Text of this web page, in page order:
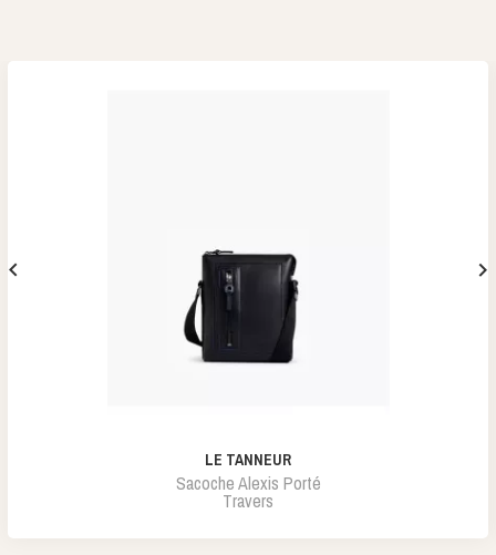
LE TANNEUR
Sacoche Alexis Porté
Travers
 